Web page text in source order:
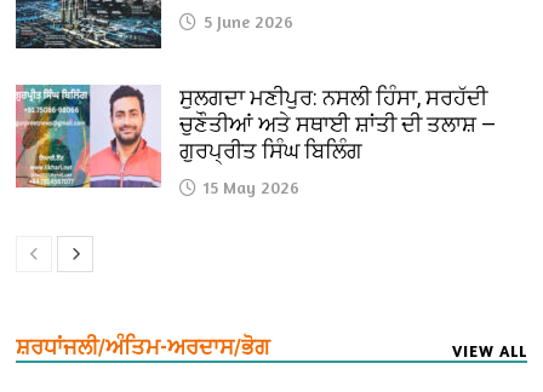
5 June 2026
ਸੁਲਗਦਾ ਮਣੀਪੁਰ: ਨਸਲੀ ਹਿੰਸਾ, ਸਰਹੱਦੀ
ਚੁਣੌਤੀਆਂ ਅਤੇ ਸਥਾਈ ਸ਼ਾਂਤੀ ਦੀ ਤਲਾਸ਼ —
ਗੁਰਪ੍ਰੀਤ ਸਿੰਘ ਬਿਲਿੰਗ
15 May 2026
ਸ਼ਰਧਾਂਜਲੀ/ਅੰਤਿਮ-ਅਰਦਾਸ/ਭੋਗ VIEW ALL